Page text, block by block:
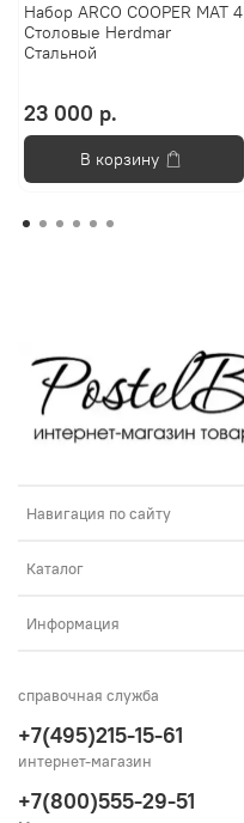
Набор ARCO COOPER MAT 4
Столовые Herdmar
Стальной
23 000 р.
В корзину
Навигация по сайту
Каталог
Информация
справочная служба
+7(495)215-15-61
интернет-магазин
+7(800)555-29-51